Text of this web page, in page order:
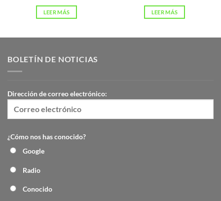
LEER MÁS LEER MÁS
BOLETÍN DE NOTICIAS
Dirección de correo electrónico:
¿Cómo nos has conocido?
Google
Radio
Conocido